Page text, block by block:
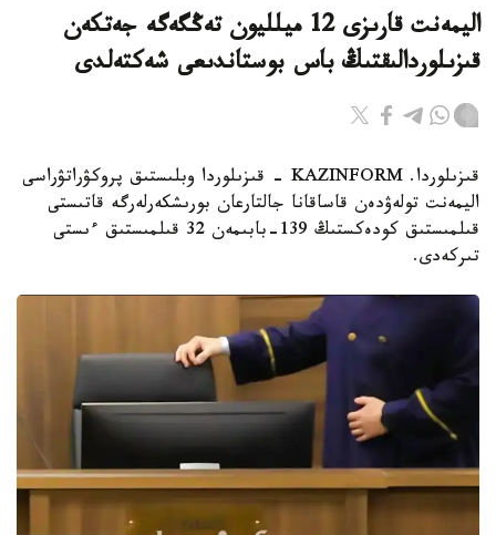
اليمەنت قارىزى 12 ميلليون تەڭگەگە جەتكەن
قىزىلوردالىقتىڭ باس بوستاندىعى شەكتەلدى
قىزىلوردا. KAZINFORM - قىزىلوردا وبلىستىق پروكۋراتۋراسى
اليمەنت تولەۋدەن قاساقانا جالتارعان بورىشكەرلەرگە قاتىستى
قىلمىستىق كودەكستىڭ 139-بابىمەن 32 قىلمىستىق ءىستى
تىركەدى.